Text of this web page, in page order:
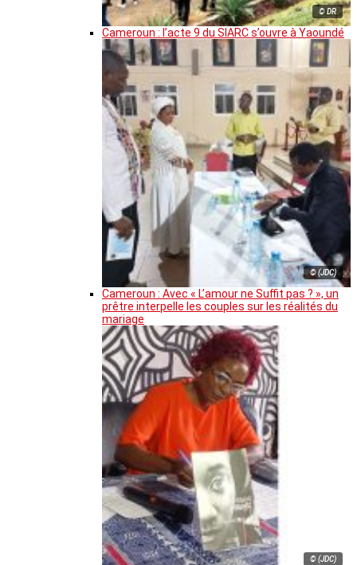
© DR
Cameroun : l’acte 9 du SIARC s’ouvre à Yaoundé
© (JDC)
Cameroun : Avec « L’amour ne Suffit pas ? », un
prêtre interpelle les couples sur les réalités du
mariage
© (JDC)